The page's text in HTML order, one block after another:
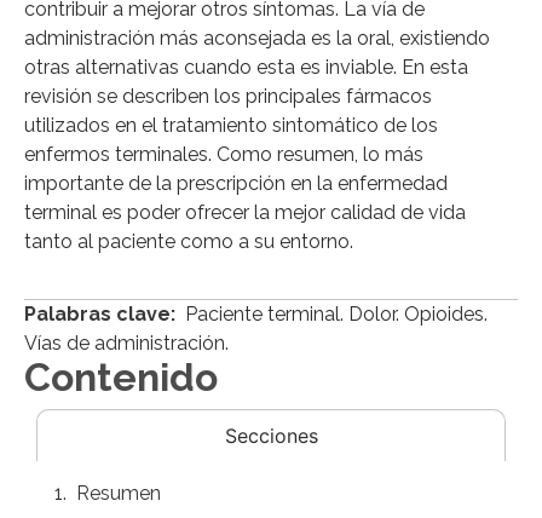
contribuir a mejorar otros síntomas. La vía de
administración más aconsejada es la oral, existiendo
otras alternativas cuando esta es inviable. En esta
revisión se describen los principales fármacos
utilizados en el tratamiento sintomático de los
enfermos terminales. Como resumen, lo más
importante de la prescripción en la enfermedad
terminal es poder ofrecer la mejor calidad de vida
tanto al paciente como a su entorno.
Palabras clave: Paciente terminal. Dolor. Opioides.
Vías de administración.
Contenido
Secciones
Resumen